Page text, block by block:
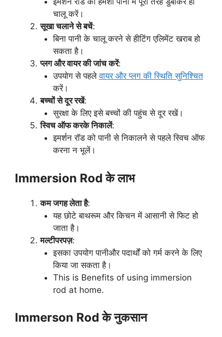
चालू करें।
सूखा चलाने से बचें:
बिना पानी के चालू करने से हीटिंग एलिमेंट खराब हो
सकता है।
प्लग और वायर की जांच करें:
उपयोग से पहलेवायर और प्लग की स्थिति सुनिश्चित
करें।
बच्चों से दूर रखें:
सुरक्षा के लिए इसे बच्चों की पहुंच से दूर रखें।
स्विच ऑफ करके निकालें:
इमर्शन रॉड को पानी से निकालने से पहले स्विच ऑफ
करना न भूलें।
Immersion Rod के लाभ
कम जगह लेता है:
यह छोटे बाथरूम और किचन में आसानी से फिट हो
जाता है।
मल्टीपरपज़:
इसका उपयोग पानीऔर पदार्थों को गर्म करने के लिए
किया जा सकता है।
This is Benefits of using immersion
rod at home.
Immerson Rod के नुकसान